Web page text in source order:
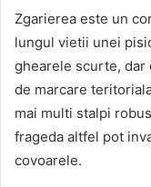
Zgarierea este un
lungul vietii unei
ghearele scurte, dar
de marcare
mai multi stalpi
frageda altfel pot
covoarele.